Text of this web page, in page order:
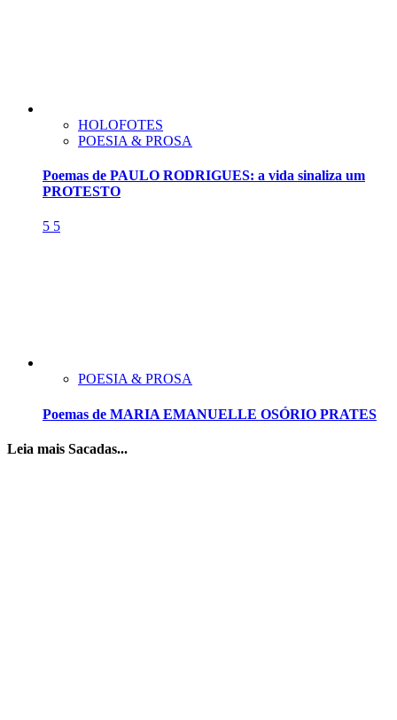
HOLOFOTES
POESIA & PROSA
Poemas de PAULO RODRIGUES: a vida sinaliza um
PROTESTO
5 5
POESIA & PROSA
Poemas de MARIA EMANUELLE OSÓRIO PRATES
Leia mais Sacadas...